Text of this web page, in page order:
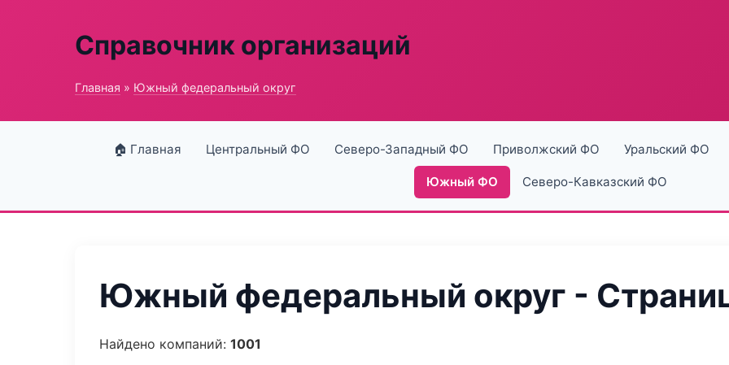
Справочник организаций
Главная » Южный федеральный округ
🏠 Главная Центральный ФО Северо-Западный ФО Приволжский ФО Уральский ФО
Южный ФО Северо-Кавказский ФО
Южный федеральный округ -
Найдено компаний: 1001